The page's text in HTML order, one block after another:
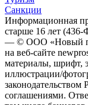
Санкции
Информационная
старше 16 лет
— © ООО «Новый
на веб-сайте
материалы, шрифт,
иллюстрации/
соглашениями.